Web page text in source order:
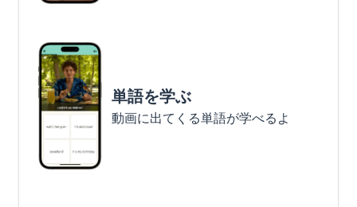
単語を学ぶ
動画に出てくる単語が学べるよ